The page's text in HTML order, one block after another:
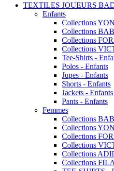
TEXTILES JOUEURS
Enfants
Collections
Collections
Collections
Collections
Tee-Shirts -
Polos - Enfants
Jupes - Enfants
Shorts - Enfants
Jackets - Enfants
Pants - Enfants
Femmes
Collections
Collections
Collections
Collections
Collections
Collections